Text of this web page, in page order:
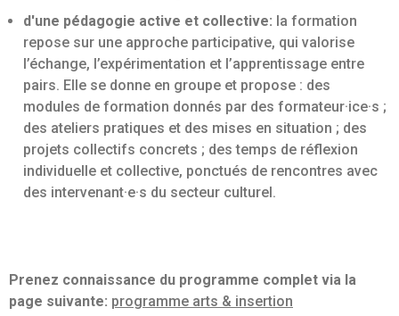
d'une pédagogie active et collective: la formation
repose sur une approche participative, qui valorise
l’échange, l’expérimentation et l’apprentissage entre
pairs. Elle se donne en groupe et propose : des
modules de formation donnés par des formateur·ice·s ;
des ateliers pratiques et des mises en situation ; des
projets collectifs concrets ; des temps de réflexion
individuelle et collective, ponctués de rencontres avec
des intervenant·e·s du secteur culturel.
Prenez connaissance du programme complet via la
page suivante: programme arts & insertion